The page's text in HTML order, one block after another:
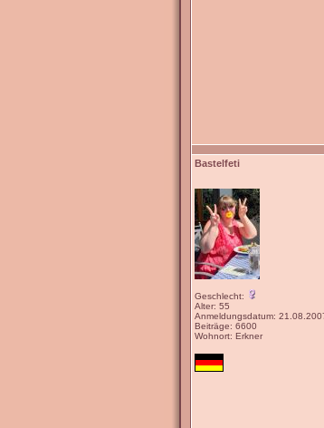
Bastelfeti
Geschlecht:
Alter: 55
Anmeldungsdatum:
Beiträge: 6600
Wohnort: Erkner